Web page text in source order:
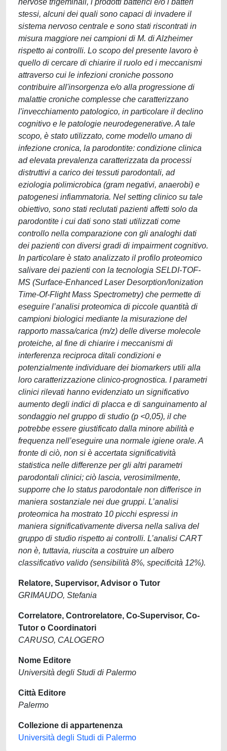
nervose trigeminali, i prodotti batterici e/o i batteri
stessi, alcuni dei quali sono capaci di invadere il
sistema nervoso centrale e sono stati riscontrati in
misura maggiore nei campioni di M. di Alzheimer
rispetto ai controlli. Lo scopo del presente lavoro è
quello di cercare di chiarire il ruolo ed i meccanismi
attraverso cui le infezioni croniche possono
contribuire all'insorgenza e/o alla progressione di
malattie croniche complesse che caratterizzano
l'invecchiamento patologico, in particolare il declino
cognitivo e le patologie neurodegenerative. A tale
scopo, è stato utilizzato, come modello umano di
infezione cronica, la parodontite: condizione clinica
ad elevata prevalenza caratterizzata da processi
distruttivi a carico dei tessuti parodontali, ad
eziologia polimicrobica (gram negativi, anaerobi) e
patogenesi infiammatoria. Nel setting clinico su tale
obiettivo, sono stati reclutati pazienti affetti solo da
parodontite i cui dati sono stati utilizzati come
controllo nella comparazione con gli analoghi dati
dei pazienti con diversi gradi di impairment cognitivo.
In particolare è stato analizzato il profilo proteomico
salivare dei pazienti con la tecnologia SELDI-TOF-
MS (Surface-Enhanced Laser Desorption/Ionization
Time-Of-Flight Mass Spectrometry) che permette di
eseguire l’analisi proteomica di piccole quantità di
campioni biologici mediante la misurazione del
rapporto massa/carica (m/z) delle diverse molecole
proteiche, al fine di chiarire i meccanismi di
interferenza reciproca ditali condizioni e
potenzialmente individuare dei biomarkers utili alla
loro caratterizzazione clinico-prognostica. I parametri
clinici rilevati hanno evidenziato un significativo
aumento degli indici di placca e di sanguinamento al
sondaggio nel gruppo di studio (p <0,05), il che
potrebbe essere giustificato dalla minore abilità e
frequenza nell’eseguire una normale igiene orale. A
fronte di ciò, non si è accertata significatività
statistica nelle differenze per gli altri parametri
parodontali clinici; ciò lascia, verosimilmente,
supporre che lo status parodontale non differisce in
maniera sostanziale nei due gruppi. L’analisi
proteomica ha mostrato 10 picchi espressi in
maniera significativamente diversa nella saliva del
gruppo di studio rispetto ai controlli. L’analisi CART
non è, tuttavia, riuscita a costruire un albero
classificativo valido (sensibilità 8%, specificità 12%).
Relatore, Supervisor, Advisor o Tutor
GRIMAUDO, Stefania
Correlatore, Controrelatore, Co-Supervisor, Co-
Tutor o Coordinatori
CARUSO, CALOGERO
Nome Editore
Università degli Studi di Palermo
Città Editore
Palermo
Collezione di appartenenza
Università degli Studi di Palermo